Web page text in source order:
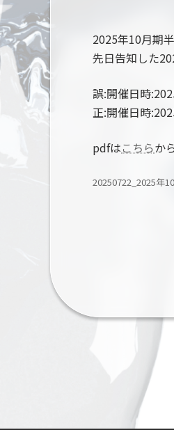
2025年10月期
先日告知した
誤:開催日時
正:開催日時
pdfはこちらか
20250722_2025年